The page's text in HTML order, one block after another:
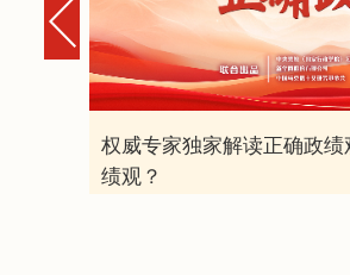
权威专家独家解读正确政
绩观？